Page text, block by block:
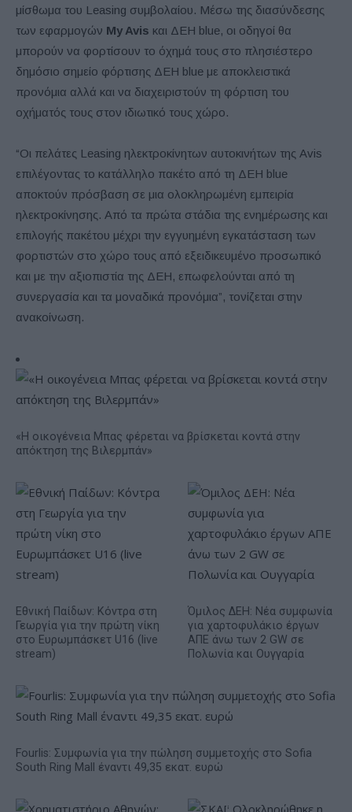
μίσθωμα του Leasing συμβολαίου. Μέσω της διασύνδεσης
των εφαρμογών My Avis και ΔΕΗ blue, οι οδηγοί θα
μπορούν να φορτίσουν το όχημά τους στο πλησιέστερο
δημόσιο σημείο φόρτισης ΔΕΗ blue με αποκλειστικά
προνόμια αλλά και να διαχειριστούν τη φόρτιση του
οχήματός τους στον ιδιωτικό τους χώρο.
“Οι πελάτες Leasing ηλεκτροκίνητων αυτοκινήτων της Avis
επιλέγοντας το κατάλληλο πακέτο από τη ΔΕΗ blue
αποκτούν πρόσβαση σε μια ολοκληρωμένη εμπειρία
ηλεκτροκίνησης. Από τα πρώτα στάδια της ενημέρωσης και
επιλογής πακέτου μέχρι την εγγυημένη εγκατάσταση των
φορτιστών στο χώρο τους από εξειδικευμένο προσωπικό
και με την αξιοπιστία της ΔΕΗ, επωφελούνται από τη
συνεργασία και τα μοναδικά προνόμια”, τονίζεται στην
ανακοίνωση.
«Η οικογένεια Μπας φέρεται να βρίσκεται κοντά στην
απόκτηση της Βιλερμπάν»
Εθνική Παίδων: Κόντρα στη
Γεωργία για την πρώτη νίκη
στο Ευρωμπάσκετ U16 (live
stream)
Όμιλος ΔΕΗ: Νέα συμφωνία
για χαρτοφυλάκιο έργων
ΑΠΕ άνω των 2 GW σε
Πολωνία και Ουγγαρία
Fourlis: Συμφωνία για την πώληση συμμετοχής στο Sofia
South Ring Mall έναντι 49,35 εκατ. ευρώ